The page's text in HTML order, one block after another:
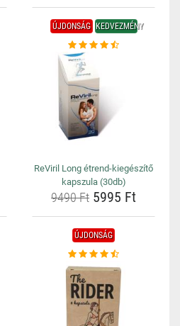
ÚJDONSÁG KEDVEZMÉNY
ReViril Long étrend-kiegészítő
kapszula (30db)
9490 Ft 5995 Ft
ÚJDONSÁG